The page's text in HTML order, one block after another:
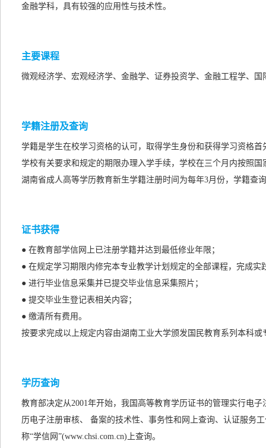
金融学科，具有较强的应用性与技术性。
主要课程
微观经济学、宏观经济学、金融学、证券投资学、金融工程学、
学籍注册及查询
学籍是学生在校学习资格的认可，取得学生身份和获得学习资格
学校有关要求和规定的期限办理入学手续，学校在三个月内按照
湖南省成人高等学历教育新生学籍注册时间为每年3月份，学籍查
证书获得
● 在教育部学信网上已注册学籍并达到最低修业年限；
● 在规定学习期限内修完本专业教学计划规定的全部课程，完成
● 进行毕业信息采集并已提交毕业信息采集照片；
● 提交毕业生登记表相关内容；
● 缴清所有费用。
按要求完成以上规定内容由湖南工业大学颁发国民教育系列本科
学历查询
教育部决定从2001年开始，我国高等教育学历证书的管理实行电
历电子注册审核、 备案的技术性、事务性和网上查询、认证服务
称“学信网”(www.chsi.com.cn)上查询。